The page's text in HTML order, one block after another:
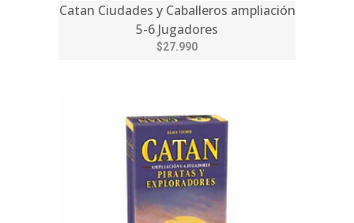
Catan Ciudades y Caballeros ampliación
5-6 Jugadores
$27.990